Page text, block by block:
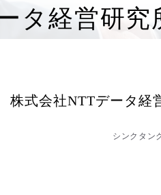
タ経営研
株式会社NTTデータ経
シンクタン